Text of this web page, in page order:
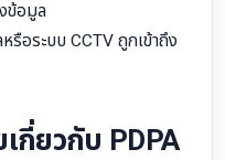
ข้อมูล
อระบบ CCTV ถูกเข้าถึง
ยวกับ PDPA